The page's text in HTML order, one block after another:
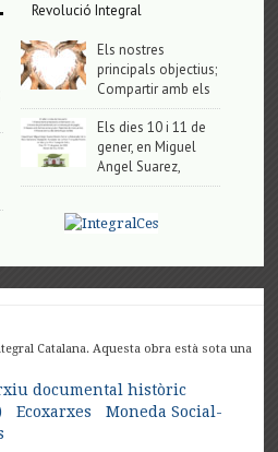
Revolució Integral
Els nostres
principals objectius;
Compartir amb els
Els dies 10 i 11 de
gener, en Miguel
Angel Suarez,
Catalana. Aquesta obra està sota una
documental històric
Ecoxarxes
Moneda Social-